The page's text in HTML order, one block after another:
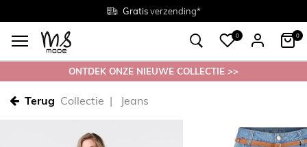
Gratisverzending*
Maten38 - 54
Gratisretourneren in de winkel
0 0
ONTDEK ONZE NIEUWE COLLECTIE >>
Terug Collectie Jeans